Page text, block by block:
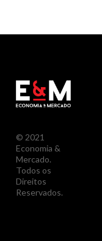
© 2021
Economia &
Mercado.
Todos os
Direitos
Reservados.